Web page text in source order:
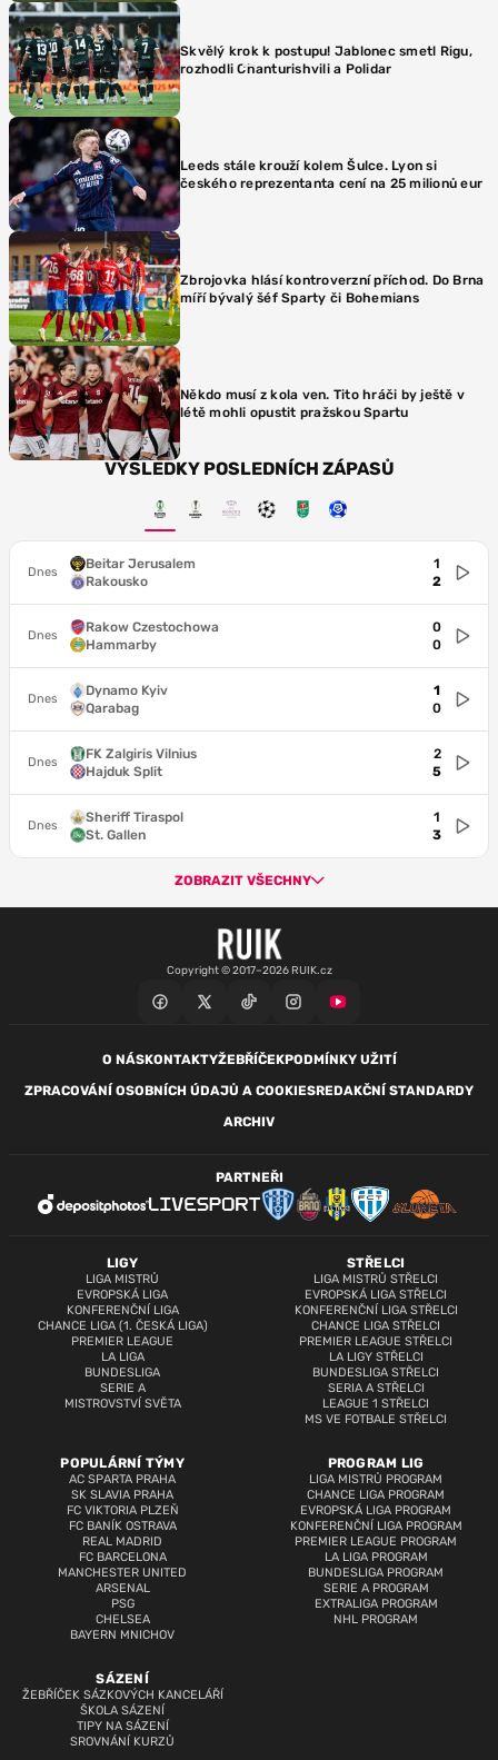
Skvělý krok k postupu! Jablonec smetl Rigu,
rozhodli Chanturishvili a Polidar
Leeds stále krouží kolem Šulce. Lyon si
českého reprezentanta cení na 25 milionů eur
Zbrojovka hlásí kontroverzní příchod. Do Brna
míří bývalý šéf Sparty či Bohemians
Někdo musí z kola ven. Tito hráči by ještě v
létě mohli opustit pražskou Spartu
VÝSLEDKY POSLEDNÍCH ZÁPASŮ
Dnes
Beitar Jerusalem
Rakousko
1
2
Dnes
Rakow Czestochowa
Hammarby
0
0
Dnes
Dynamo Kyiv
Qarabag
1
0
Dnes
FK Zalgiris Vilnius
Hajduk Split
2
5
Dnes
Sheriff Tiraspol
St. Gallen
1
3
ZOBRAZIT VŠECHNY
Copyright © 2017–2026 RUIK.cz
O NÁSKONTAKTYŽEBŘÍČEKPODMÍNKY UŽITÍ
ZPRACOVÁNÍ OSOBNÍCH ÚDAJŮ A COOKIESREDAKČNÍ STANDARDY
ARCHIV
LIGY
LIGA MISTRŮ
EVROPSKÁ LIGA
KONFERENČNÍ LIGA
CHANCE LIGA (1. ČESKÁ LIGA)
PREMIER LEAGUE
LA LIGA
BUNDESLIGA
SERIE A
MISTROVSTVÍ SVĚTA
STŘELCI
LIGA MISTRŮ STŘELCI
EVROPSKÁ LIGA STŘELCI
KONFERENČNÍ LIGA STŘELCI
CHANCE LIGA STŘELCI
PREMIER LEAGUE STŘELCI
LA LIGY STŘELCI
BUNDESLIGA STŘELCI
SERIA A STŘELCI
LEAGUE 1 STŘELCI
MS VE FOTBALE STŘELCI
POPULÁRNÍ TÝMY
AC SPARTA PRAHA
SK SLAVIA PRAHA
FC VIKTORIA PLZEŇ
FC BANÍK OSTRAVA
REAL MADRID
FC BARCELONA
MANCHESTER UNITED
ARSENAL
PSG
CHELSEA
BAYERN MNICHOV
PROGRAM LIG
LIGA MISTRŮ PROGRAM
CHANCE LIGA PROGRAM
EVROPSKÁ LIGA PROGRAM
KONFERENČNÍ LIGA PROGRAM
PREMIER LEAGUE PROGRAM
LA LIGA PROGRAM
BUNDESLIGA PROGRAM
SERIE A PROGRAM
EXTRALIGA PROGRAM
NHL PROGRAM
SÁZENÍ
ŽEBŘÍČEK SÁZKOVÝCH KANCELÁŘÍ
ŠKOLA SÁZENÍ
TIPY NA SÁZENÍ
SROVNÁNÍ KURZŮ
PARTNEŘI